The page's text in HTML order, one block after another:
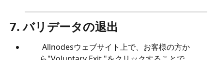
7. バリデータの退出
Allnodesウェブサイト上で、お客様の方か